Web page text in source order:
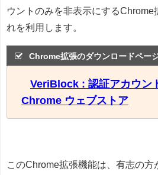
ウントのみを非表示にするChrome
れを利用します。
Chrome拡張のダウンロードペー
VeriBlock : 認証アカウン
Chrome ウェブストア
このChrome拡張機能は、有志の